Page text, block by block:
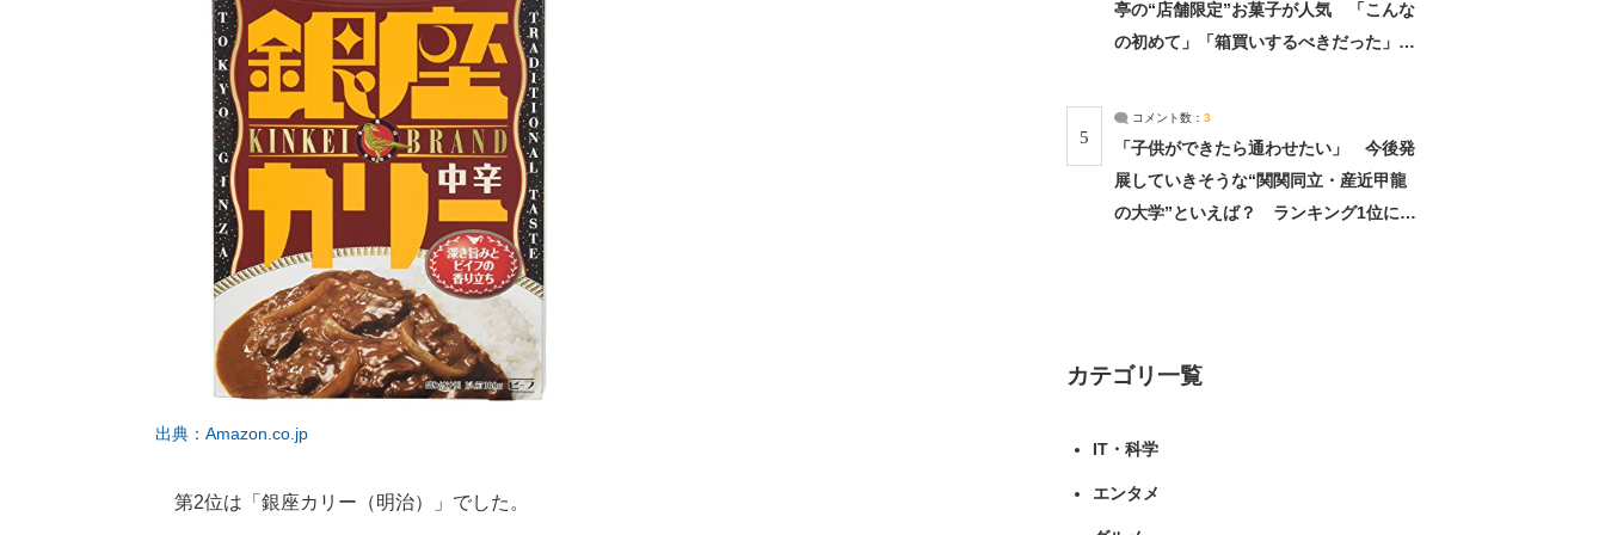
出典：Amazon.co.jp
第2位は「銀座カリー（明治）」でした。
亭の“店舗限定”お菓子が人気 「こんな
の初めて」「箱買いするべきだった」
5
コメント数： 3
「子供ができたら通わせたい」 今後発
展していきそうな“関関同立・産近甲龍
の大学”といえば？ ランキング1位に学
カテゴリ一覧
IT・科学
エンタメ